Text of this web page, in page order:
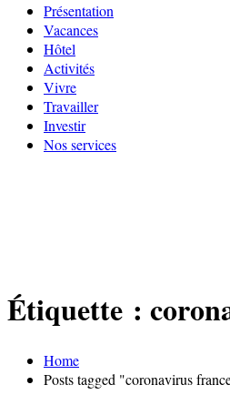
Présentation
Vacances
Hôtel
Activités
Vivre
Travailler
Investir
Nos services
Étiquette :
Home
Posts tagged "coronavirus